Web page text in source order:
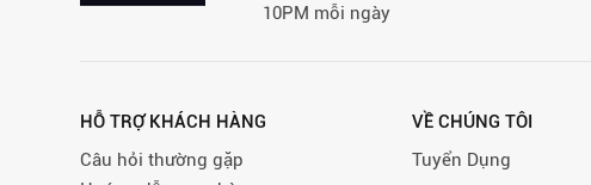
10PM mỗi ngày
HỖ TRỢ KHÁCH HÀNG
Câu hỏi thường gặp
VỀ CHÚNG TÔI
Tuyển Dụng